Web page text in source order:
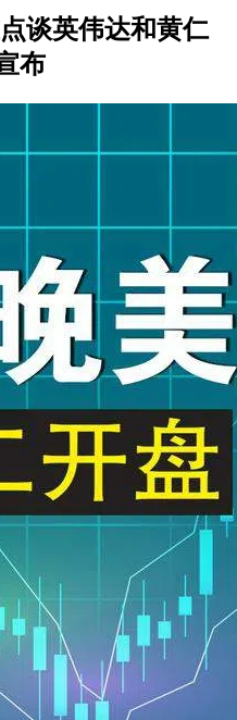
谈英伟达和黄仁
布